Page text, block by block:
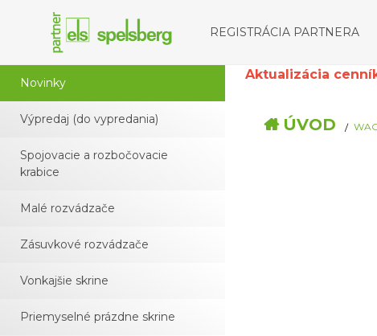
REGISTRÁCIA PARTNERA
Novinky
Výpredaj (do vypredania)
Spojovacie a rozbočovacie
krabice
Malé rozvádzače
Zásuvkové rozvádzače
Vonkajšie skrine
Priemyselné prázdne skrine
Aktualizácia
ÚVOD